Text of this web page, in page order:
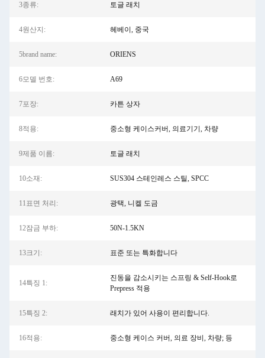
3종류: 토글 래치
4원산지: 헤베이, 중국
5brand name: ORIENS
6모델 번호: A69
7포장: 카튼 상자
8적용: 중소형 케이스커버, 의료기기, 차량
9제품 이름: 토글 래치
10소재: SUS304 스테인레스 스틸, SPCC
11표면 처리: 광택, 니켈 도금
12잠금 부하: 50N-1.5KN
13크기: 표준 또는 특화합니다
14특징 1:
진동을 감소시키는 스프링 & Self-Hook로
Prepress 적용
15특징 2: 래치가 있어 사용이 편리합니다.
16적용: 중소형 케이스 커버, 의료 장비, 차량; 등